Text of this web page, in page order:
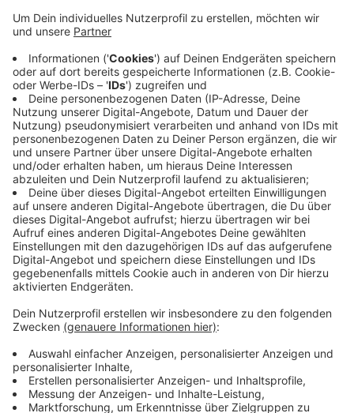
Spätestens als die Besucher aus der Großstadt
beim Stand-up-Paddling aus dem Wasser gefischt
rund um den Fischer Jim (James Purefoy) werden
die Jungs schneller wiedersehen, als sie ahnen,
denn neben ihrer Arbeit geben sie als „Fisherman's
Friends“ Shantys zum Besten. Spontan quartiert
sich Danny im Bed & Breakfast von Jims Tochter
Alwyn (Tuppence Middleton) ein, um so besser um
die Gunst der Fischer buhlen zu können. Nachdem
Danny immer mehr Teil der Fischergemeinschaft
und ihrer Angehörigen wird, stellt sich ihm
irgendwann die Frage, was Erfolg wirklich
bedeutet.
Veröffentlicht:Dienstag, 06.08.2019 12:26
Anzeige